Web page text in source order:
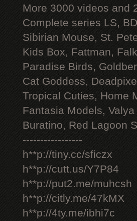
More 3000 videos and
Complete series LS,
Sibirian Mouse, St.
Kids Box, Fattman,
Paradise Birds,
Cat Goddess,
Tropical Cuties, Home
Fantasia Models,
Buratino, Red Lagoon
-----------------
h**p://tiny.cc/sficzx
h**p://cutt.us/Y7P84
h**p://put2.me/muhcsh
h**p://citly.me/47kMX
h**p://4ty.me/ibhi7c